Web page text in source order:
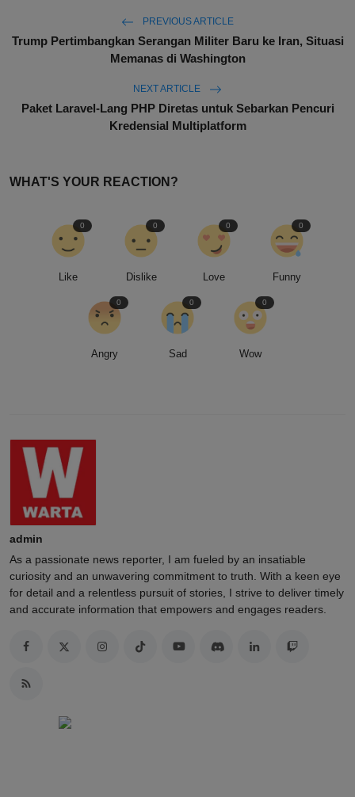
PREVIOUS ARTICLE
Trump Pertimbangkan Serangan Militer Baru ke Iran, Situasi
Memanas di Washington
NEXT ARTICLE
Paket Laravel-Lang PHP Diretas untuk Sebarkan Pencuri
Kredensial Multiplatform
WHAT'S YOUR REACTION?
Like
0
Dislike
0
Love
0
Funny
0
Angry
0
Sad
0
Wow
0
admin
As a passionate news reporter, I am fueled by an insatiable
curiosity and an unwavering commitment to truth. With a keen eye
for detail and a relentless pursuit of stories, I strive to deliver timely
and accurate information that empowers and engages readers.